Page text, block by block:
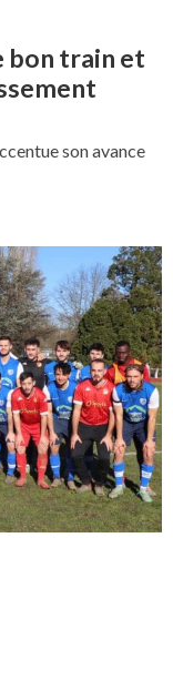
bon train et
son avance